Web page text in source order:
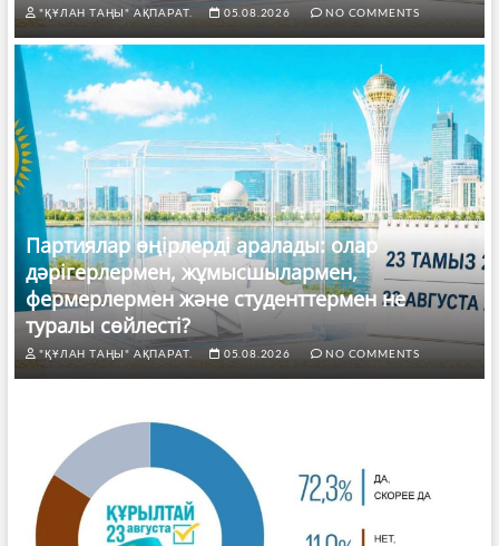
"ҚҰЛАН ТАҢЫ" АҚПАРАТ. 05.08.2026 NO COMMENTS
Партиялар өңірлерді аралады: олар
дәрігерлермен, жұмысшылармен,
фермерлермен және студенттермен не
туралы сөйлесті?
"ҚҰЛАН ТАҢЫ" АҚПАРАТ. 05.08.2026 NO COMMENTS